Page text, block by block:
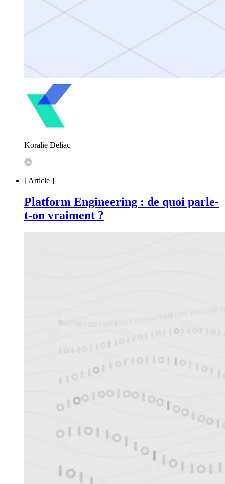
Koralie Deliac
[ Article ]
Platform Engineering : de quoi parle-
t-on vraiment ?